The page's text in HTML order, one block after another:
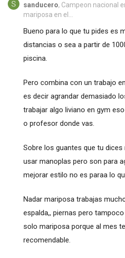
sanducero, Campeon nacional
mariposa en el...
Bueno para lo que tu pides es
distancias o sea a partir de
piscina.
Pero combina con un trabajo
es decir agrandar demasiado
trabajar algo liviano en gym
o profesor donde vas.
Sobre los guantes que tu
usar manoplas pero son para
mejorar estilo no es paraa lo
Nadar mariposa trabajas
espalda,, piernas pero
solo mariposa porque al mes
recomendable.